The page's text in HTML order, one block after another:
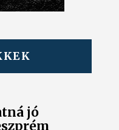
jó